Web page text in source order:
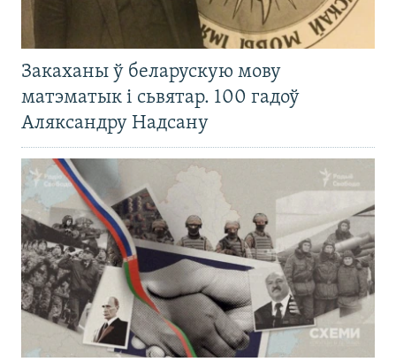
Закаханы ў беларускую мову
матэматык і сьвятар. 100 гадоў
Аляксандру Надсану